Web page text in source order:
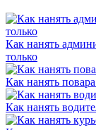
Как нанять
только
Как нанять
Как нанять